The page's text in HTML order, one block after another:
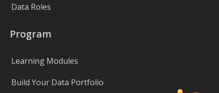
Data Roles
Program
Learning Modules
Build Your Data Portfolio